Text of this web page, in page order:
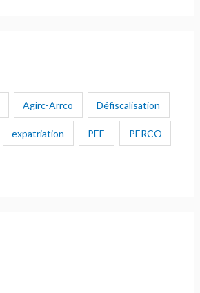
Agirc-Arrco Défiscalisation
expatriation PEE PERCO